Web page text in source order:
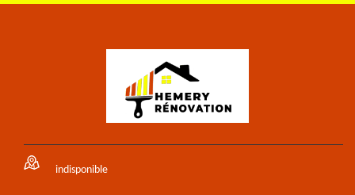
indisponible